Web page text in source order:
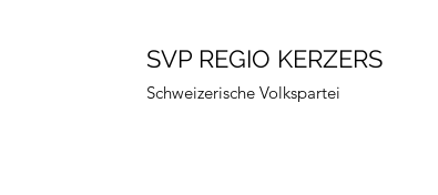
SVP REGIO KERZERS
Schweizerische Volkspartei